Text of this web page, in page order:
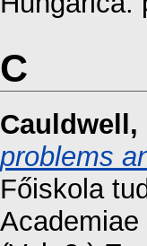
C
Cauldwell,
problems
Főiskola